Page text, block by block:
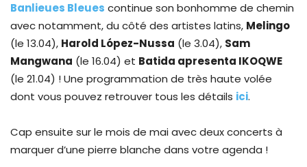
Banlieues Bleues continue son bonhomme de chemin
avec notamment, du côté des artistes latins, Melingo
(le 13.04), Harold López-Nussa (le 3.04), Sam
Mangwana (le 16.04) et Batida apresenta IKOQWE
(le 21.04) ! Une programmation de très haute volée
dont vous pouvez retrouver tous les détails ici.
Cap ensuite sur le mois de mai avec deux concerts à
marquer d’une pierre blanche dans votre agenda !